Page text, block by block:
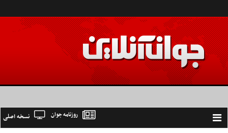
Toggle
نسخه اصلی روزنامه جوان